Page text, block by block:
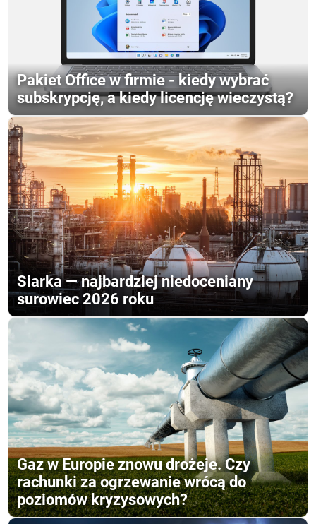
Pakiet Office w firmie - kiedy wybrać
subskrypcję, a kiedy licencję wieczystą?
Siarka — najbardziej niedoceniany
surowiec 2026 roku
Gaz w Europie znowu drożeje. Czy
rachunki za ogrzewanie wrócą do
poziomów kryzysowych?